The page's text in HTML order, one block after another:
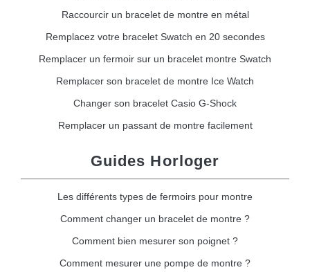
Raccourcir un bracelet de montre en métal
Remplacez votre bracelet Swatch en 20 secondes
Remplacer un fermoir sur un bracelet montre Swatch
Remplacer son bracelet de montre Ice Watch
Changer son bracelet Casio G-Shock
Remplacer un passant de montre facilement
Guides Horloger
Les différents types de fermoirs pour montre
Comment changer un bracelet de montre ?
Comment bien mesurer son poignet ?
Comment mesurer une pompe de montre ?